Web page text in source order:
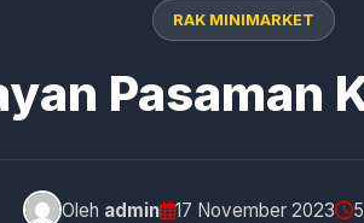
RAK MINIMARKET
Pasaman
Oleh admin 17 November 2023